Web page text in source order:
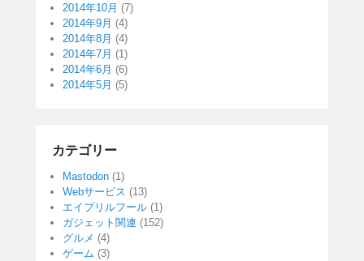
2014年10月 (7)
2014年9月 (4)
2014年8月 (4)
2014年7月 (1)
2014年6月 (6)
2014年5月 (5)
カテゴリー
Mastodon (1)
Webサービス (13)
エイプリルフール (1)
ガジェット関連 (152)
グルメ (4)
ゲーム (3)